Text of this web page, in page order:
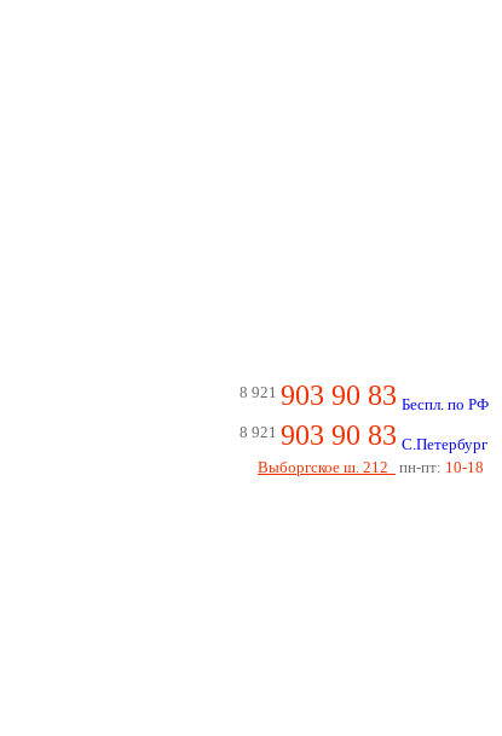
8 921 903 90 83 Беспл. по РФ
8 921 903 90 83 С.Петербург
Выборгское ш. 212
пн-пт: 10-18